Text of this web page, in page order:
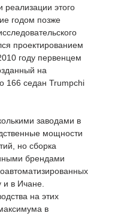
этого
годом позже
проектированием
году первенцем
на
166 седан Trumpchi
заводами в
мощности
но сборка
брендами
и в Ичане.
на этих
в